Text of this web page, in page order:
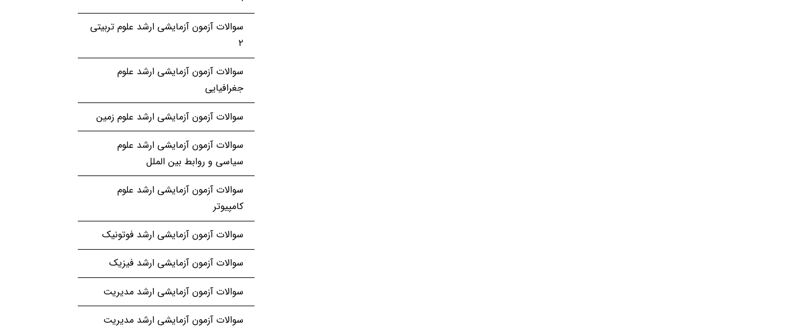
سوالات آزمون آزمایشی ارشد علوم تربیتی
۲
سوالات آزمون آزمایشی ارشد علوم
جغرافیایی
سوالات آزمون آزمایشی ارشد علوم زمین
سوالات آزمون آزمایشی ارشد علوم
سیاسی و روابط بین الملل
سوالات آزمون آزمایشی ارشد علوم
کامپیوتر
سوالات آزمون آزمایشی ارشد فوتونیک
سوالات آزمون آزمایشی ارشد فیزیک
سوالات آزمون آزمایشی ارشد مدیریت
سوالات آزمون آزمایشی ارشد مدیریت